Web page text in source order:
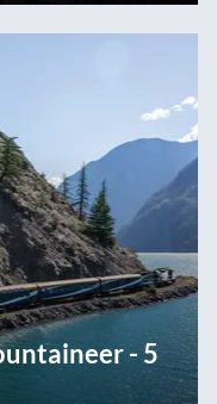
- 5